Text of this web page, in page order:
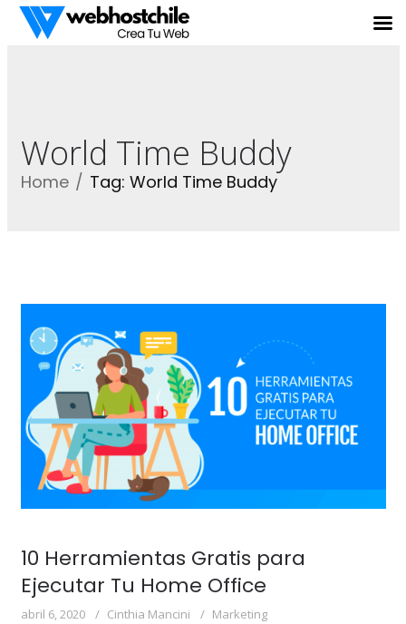
World Time Buddy
Home Tag: World Time Buddy
10 Herramientas Gratis para
Ejecutar Tu Home Office
abril 6, 2020 Cinthia Mancini Marketing